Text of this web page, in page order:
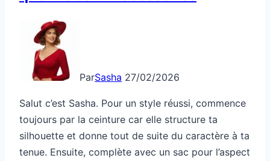
ParSasha 27/02/2026
Salut c’est Sasha. Pour un style réussi, commence
toujours par la ceinture car elle structure ta
silhouette et donne tout de suite du caractère à ta
tenue. Ensuite, complète avec un sac pour l’aspect